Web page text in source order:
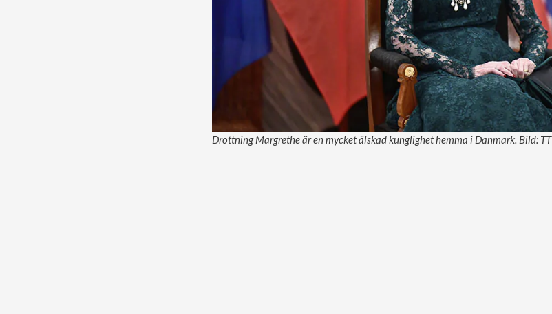
Drottning Margrethe är en mycket älskad kunglighet hemma i Danmark. Bild: TT